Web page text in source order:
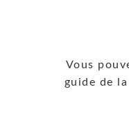
Vous
guide de